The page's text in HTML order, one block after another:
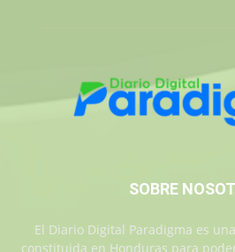
SOBRE
El Diario Digital Paradigma es
constituida en Honduras para